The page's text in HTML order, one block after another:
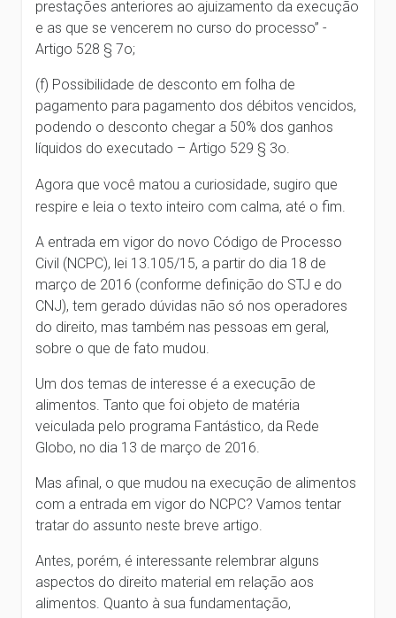
prestações anteriores ao ajuizamento da execução
e as que se vencerem no curso do processo” -
Artigo 528 § 7o;
(f) Possibilidade de desconto em folha de
pagamento para pagamento dos débitos vencidos,
podendo o desconto chegar a 50% dos ganhos
líquidos do executado – Artigo 529 § 3o.
Agora que você matou a curiosidade, sugiro que
respire e leia o texto inteiro com calma, até o fim.
A entrada em vigor do novo Código de Processo
Civil (NCPC), lei 13.105/15, a partir do dia 18 de
março de 2016 (conforme definição do STJ e do
CNJ), tem gerado dúvidas não só nos operadores
do direito, mas também nas pessoas em geral,
sobre o que de fato mudou.
Um dos temas de interesse é a execução de
alimentos. Tanto que foi objeto de matéria
veiculada pelo programa Fantástico, da Rede
Globo, no dia 13 de março de 2016.
Mas afinal, o que mudou na execução de alimentos
com a entrada em vigor do NCPC? Vamos tentar
tratar do assunto neste breve artigo.
Antes, porém, é interessante relembrar alguns
aspectos do direito material em relação aos
alimentos. Quanto à sua fundamentação,